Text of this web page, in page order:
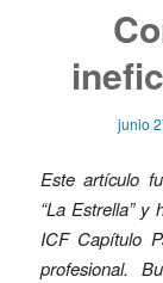
junio
Este artículo
“La Estrella” y
ICF Capítulo
profesional.